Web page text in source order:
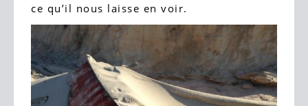
ce qu’il nous laisse en voir.